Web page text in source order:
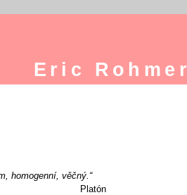
Eric Rohmer
homogenní, věčný.“
Platón